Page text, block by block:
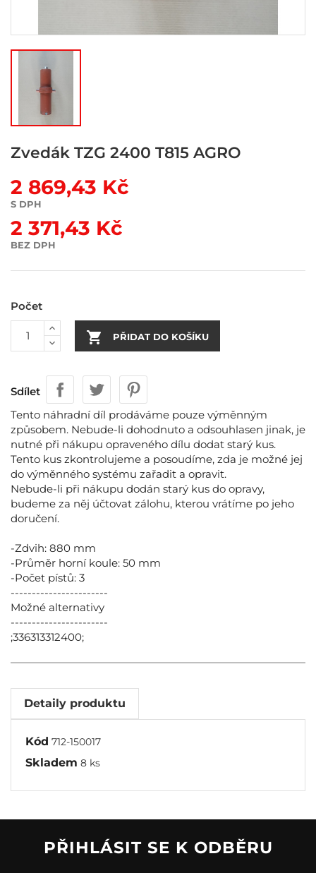
Zvedák TZG 2400 T815 AGRO
2 869,43 Kč
S DPH
2 371,43 Kč
BEZ DPH
Počet
 PŘIDAT DO KOŠÍKU
Sdílet
Tento náhradní díl prodáváme pouze výměnným
způsobem. Nebude-li dohodnuto a odsouhlasen jinak, je
nutné při nákupu opraveného dílu dodat starý kus.
Tento kus zkontrolujeme a posoudíme, zda je možné jej
do výměnného systému zařadit a opravit.
Nebude-li při nákupu dodán starý kus do opravy,
budeme za něj účtovat zálohu, kterou vrátíme po jeho
doručení.
-Zdvih: 880 mm
-Průměr horní koule: 50 mm
-Počet pístů: 3
-----------------------
Možné alternativy
-----------------------
;336313312400;
Detaily produktu
Kód 712-150017
Skladem 8 ks
PŘIHLÁSIT SE K ODBĚRU